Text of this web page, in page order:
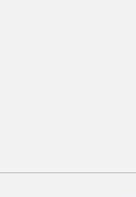
uviedol, aby
informoval o
vyššie uvedené
do
pracovníka OVB